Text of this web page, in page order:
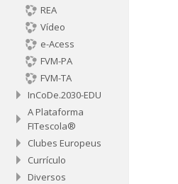
REA
Vídeo
e-Acess
FVM-PA
FVM-TA
InCoDe.2030-EDU
A Plataforma
FITescola®
Clubes Europeus
Currículo
Diversos